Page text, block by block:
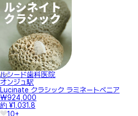
ルシード歯科医院
オンジュ駅
Lucinate クラシック ラミネートべニア
₩924,000
約 ¥1,031.8
10+